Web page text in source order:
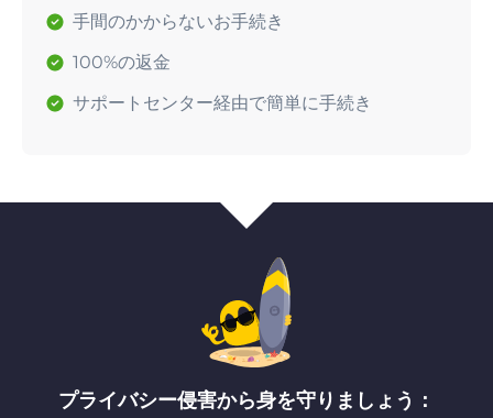
手間のかからないお手続き
100%の返金
サポートセンター経由で簡単に手続き
プライバシー侵害から身を守りましょう：